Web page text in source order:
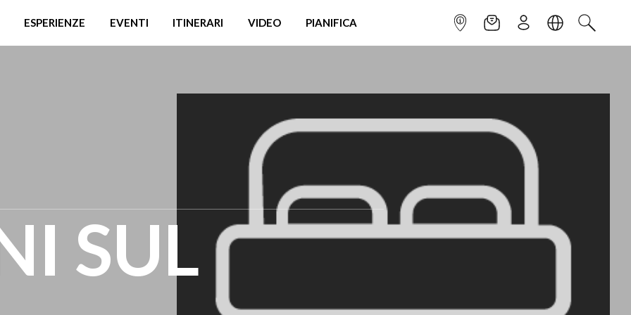
ESPERIENZE EVENTI ITINERARI VIDEO PIANIFICA INFOPOINTNEWSLETTER
ISCRIVITILINGUACERCA
SUL